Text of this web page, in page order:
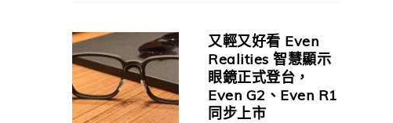
又輕又好看 Even
Realities 智慧顯示
眼鏡正式登台，
Even G2、Even R1
同步上市